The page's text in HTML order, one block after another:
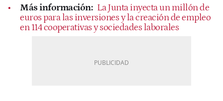
Más información: La Junta inyecta un millón de
euros para las inversiones y la creación de empleo
en 114 cooperativas y sociedades laborales